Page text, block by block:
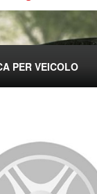
PER VEICOLO